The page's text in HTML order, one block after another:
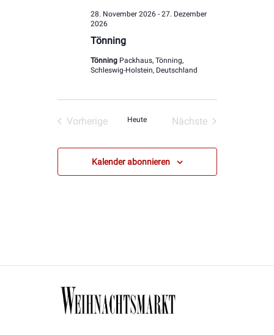
Tönning
28. November 2026- 27. Dezember
2026
Tönning Packhaus, Tönning,
Schleswig-Holstein, Deutschland
Vorherige
Heute
Nächste
Kalender abonnieren